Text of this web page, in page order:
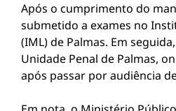
Após o cumprimento do
submetido a exames no
(IML) de Palmas. Em
Unidade Penal de Palmas,
após passar por audiência